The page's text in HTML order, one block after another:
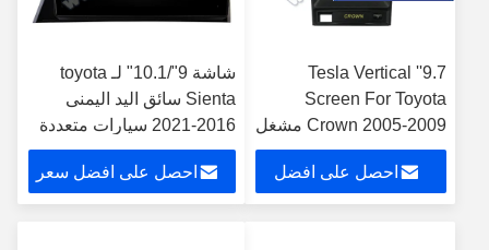
9.7'' Tesla Vertical
Screen For Toyota
Crown 2005-2009 مشغل
الوسائط المتعددة
للسيارات الروبوتية
احصل على افضل
شاشة 9"/10.1" لـ toyota
Sienta سائق اليد اليمنى
2016-2021 سيارات متعددة
الوسائط ستيريو
احصل على افضل سعر